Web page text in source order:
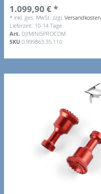
1.099,90 € *
* inkl. ges. MwSt. zzgl.Versandkosten
Lieferzeit: 10-14 Tage
Art. DJIMINI5PROCOM
SKU0.999863.35.110